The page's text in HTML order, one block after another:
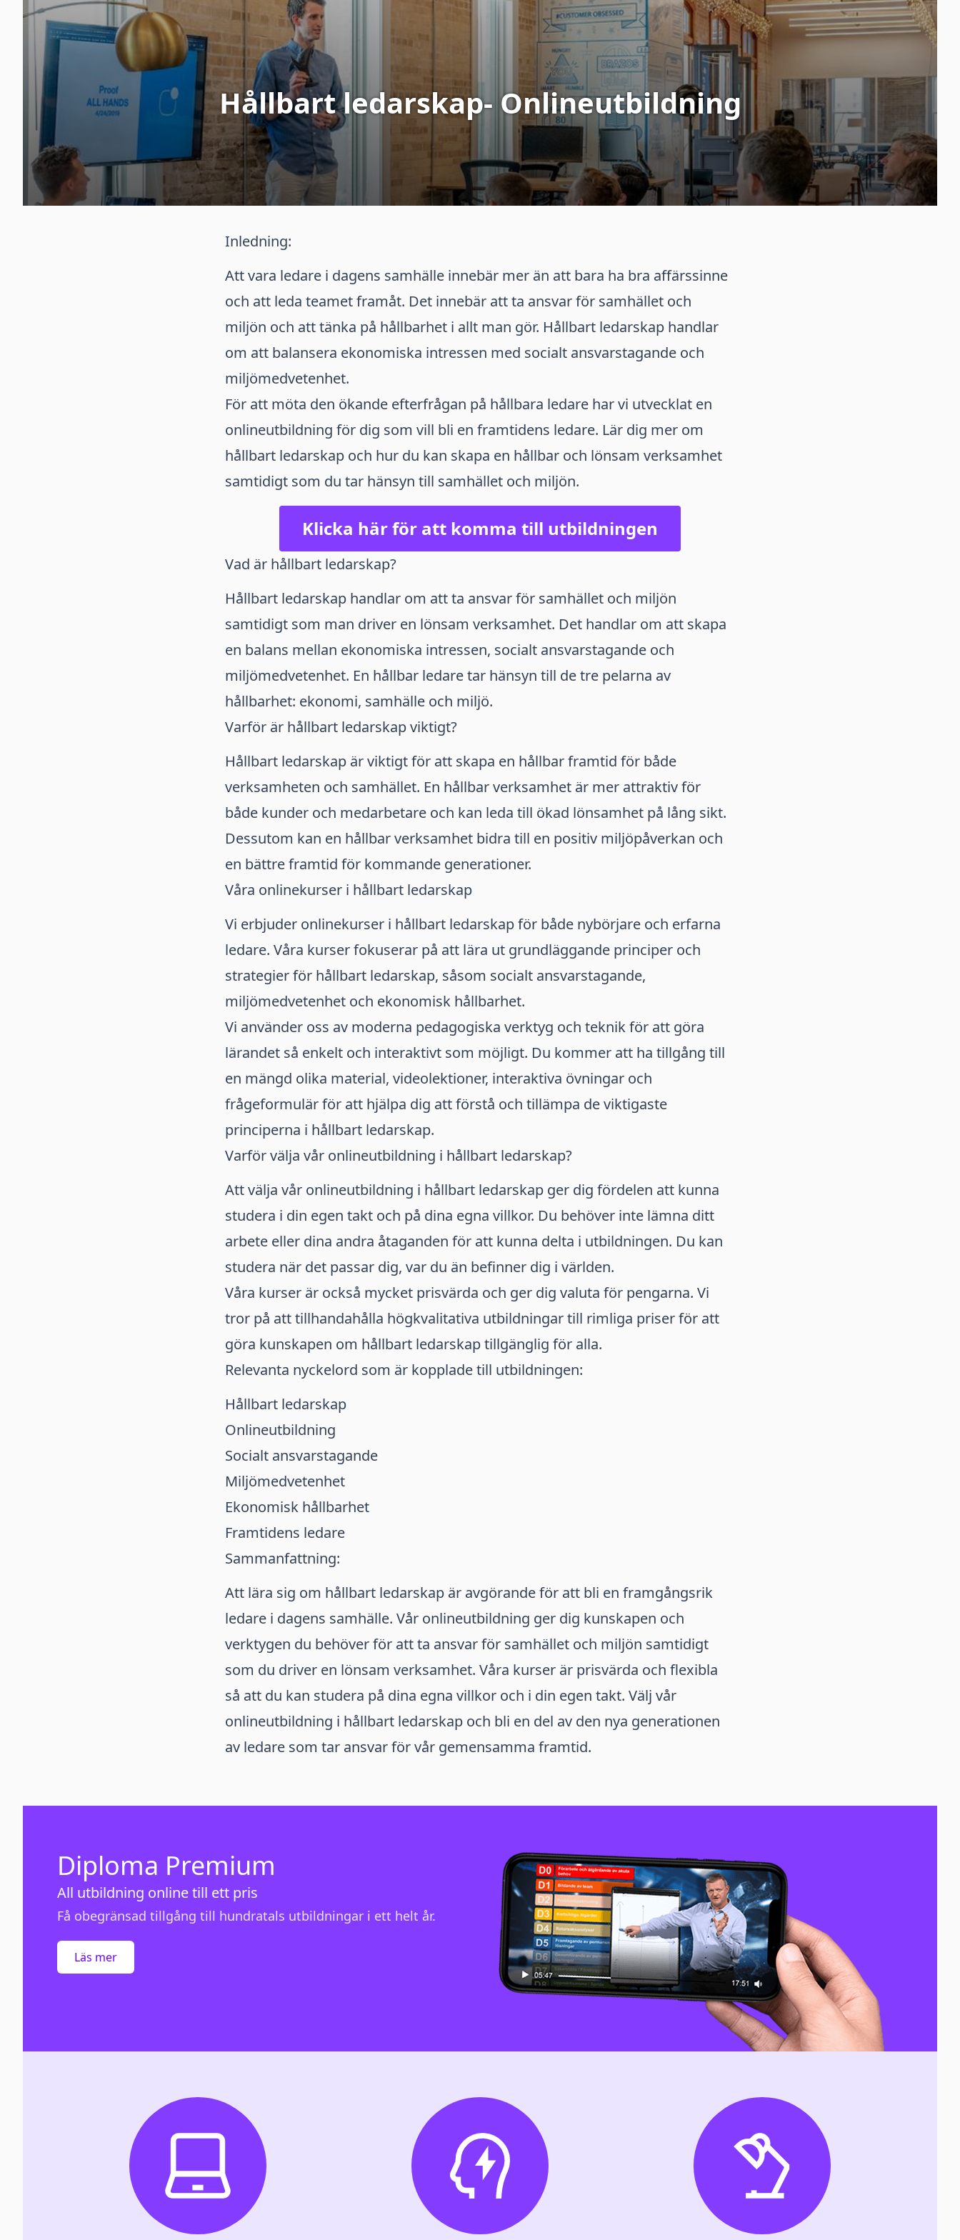
Hållbart ledarskap- Onlineutbildning
Inledning:
Att vara ledare i dagens samhälle innebär mer än att bara ha bra affärssinne
och att leda teamet framåt. Det innebär att ta ansvar för samhället och
miljön och att tänka på hållbarhet i allt man gör. Hållbart ledarskap handlar
om att balansera ekonomiska intressen med socialt ansvarstagande och
miljömedvetenhet.
För att möta den ökande efterfrågan på hållbara ledare har vi utvecklat en
onlineutbildning för dig som vill bli en framtidens ledare. Lär dig mer om
hållbart ledarskap och hur du kan skapa en hållbar och lönsam verksamhet
samtidigt som du tar hänsyn till samhället och miljön.
Klicka här för att komma till utbildningen
Vad är hållbart ledarskap?
Hållbart ledarskap handlar om att ta ansvar för samhället och miljön
samtidigt som man driver en lönsam verksamhet. Det handlar om att skapa
en balans mellan ekonomiska intressen, socialt ansvarstagande och
miljömedvetenhet. En hållbar ledare tar hänsyn till de tre pelarna av
hållbarhet: ekonomi, samhälle och miljö.
Varför är hållbart ledarskap viktigt?
Hållbart ledarskap är viktigt för att skapa en hållbar framtid för både
verksamheten och samhället. En hållbar verksamhet är mer attraktiv för
både kunder och medarbetare och kan leda till ökad lönsamhet på lång sikt.
Dessutom kan en hållbar verksamhet bidra till en positiv miljöpåverkan och
en bättre framtid för kommande generationer.
Våra onlinekurser i hållbart ledarskap
Vi erbjuder onlinekurser i hållbart ledarskap för både nybörjare och erfarna
ledare. Våra kurser fokuserar på att lära ut grundläggande principer och
strategier för hållbart ledarskap, såsom socialt ansvarstagande,
miljömedvetenhet och ekonomisk hållbarhet.
Vi använder oss av moderna pedagogiska verktyg och teknik för att göra
lärandet så enkelt och interaktivt som möjligt. Du kommer att ha tillgång till
en mängd olika material, videolektioner, interaktiva övningar och
frågeformulär för att hjälpa dig att förstå och tillämpa de viktigaste
principerna i hållbart ledarskap.
Varför välja vår onlineutbildning i hållbart ledarskap?
Att välja vår onlineutbildning i hållbart ledarskap ger dig fördelen att kunna
studera i din egen takt och på dina egna villkor. Du behöver inte lämna ditt
arbete eller dina andra åtaganden för att kunna delta i utbildningen. Du kan
studera när det passar dig, var du än befinner dig i världen.
Våra kurser är också mycket prisvärda och ger dig valuta för pengarna. Vi
tror på att tillhandahålla högkvalitativa utbildningar till rimliga priser för att
göra kunskapen om hållbart ledarskap tillgänglig för alla.
Relevanta nyckelord som är kopplade till utbildningen:
Hållbart ledarskap
Onlineutbildning
Socialt ansvarstagande
Miljömedvetenhet
Ekonomisk hållbarhet
Framtidens ledare
Sammanfattning:
Att lära sig om hållbart ledarskap är avgörande för att bli en framgångsrik
ledare i dagens samhälle. Vår onlineutbildning ger dig kunskapen och
verktygen du behöver för att ta ansvar för samhället och miljön samtidigt
som du driver en lönsam verksamhet. Våra kurser är prisvärda och flexibla
så att du kan studera på dina egna villkor och i din egen takt. Välj vår
onlineutbildning i hållbart ledarskap och bli en del av den nya generationen
av ledare som tar ansvar för vår gemensamma framtid.
Diploma Premium
All utbildning online till ett pris
Få obegränsad tillgång till hundratals utbildningar i ett helt år.
Läs mer